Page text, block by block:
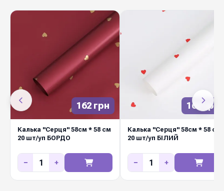
професійної роботи у квітковому бізнесі.
Продуманий дизайн, надійне виконання,
стабільна якість кожної партії та широкий
асортимент дозволяють флористам
зосередитися на головному — створенні
красивих композицій для клієнтів. Замовляйте
оптом — стабільна наявність на складі у Києві
та швидка доставка Новою Поштою по всій
Україні.
162 грн
Калька "Серця" 58см * 58 см
20 шт/уп БОРДО
− +
162 грн
Калька "Серця" 58см * 58 см
20 шт/уп БІЛИЙ
− +